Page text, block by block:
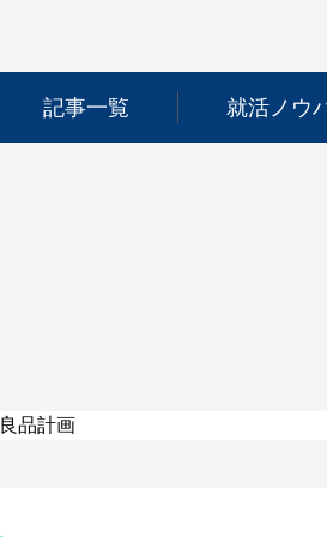
記事一覧 就活ノウ
良品計画